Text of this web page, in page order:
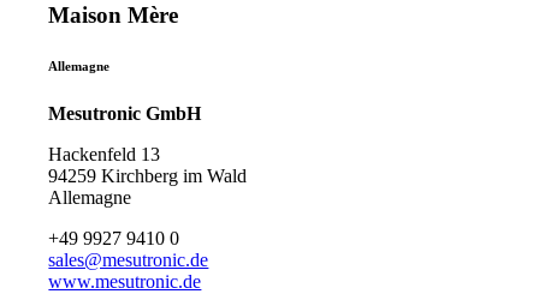
Maison Mère
Allemagne
Mesutronic GmbH
Hackenfeld 13
94259 Kirchberg im Wald
Allemagne
+49 9927 9410 0
sales@mesutronic.de
www.mesutronic.de